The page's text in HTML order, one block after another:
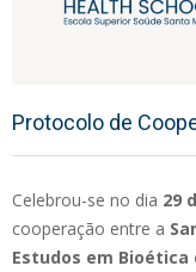
Protocolo de
Celebrou-se no dia 29
cooperação entre a
Estudos em Bioética